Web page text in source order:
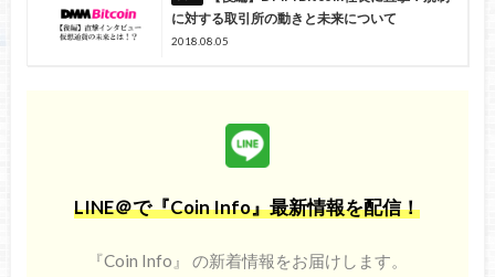
に対する取引所の動きと未来について
2018.08.05
LINE＠で『Coin Info』最新情報を配信！
『Coin Info』 の新着情報をお届けします。